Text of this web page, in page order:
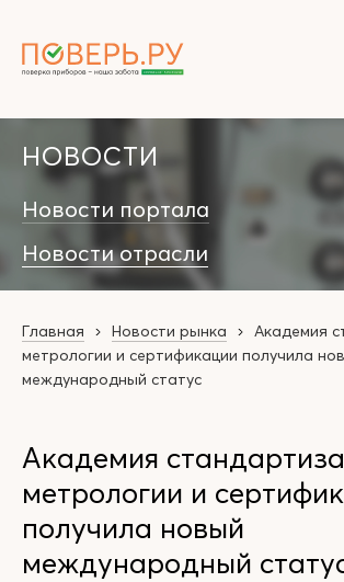
НОВОСТИ
Новости портала
Новости отрасли
Главная Новости рынка
Академия
метрологии и сертификации получила
международный статус
Академия
метрологии и
получила новый
международный